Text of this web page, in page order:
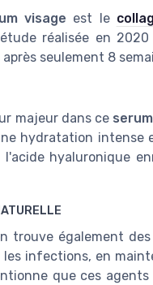
visage est le
réalisée en
seulement 8
majeur dans ce
hydratation
l'acide hyaluronique
trouve également
les infections, en
que ces